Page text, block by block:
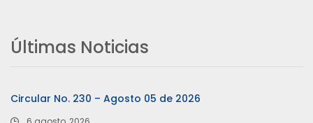
Últimas Noticias
Circular No. 230 – Agosto 05 de 2026